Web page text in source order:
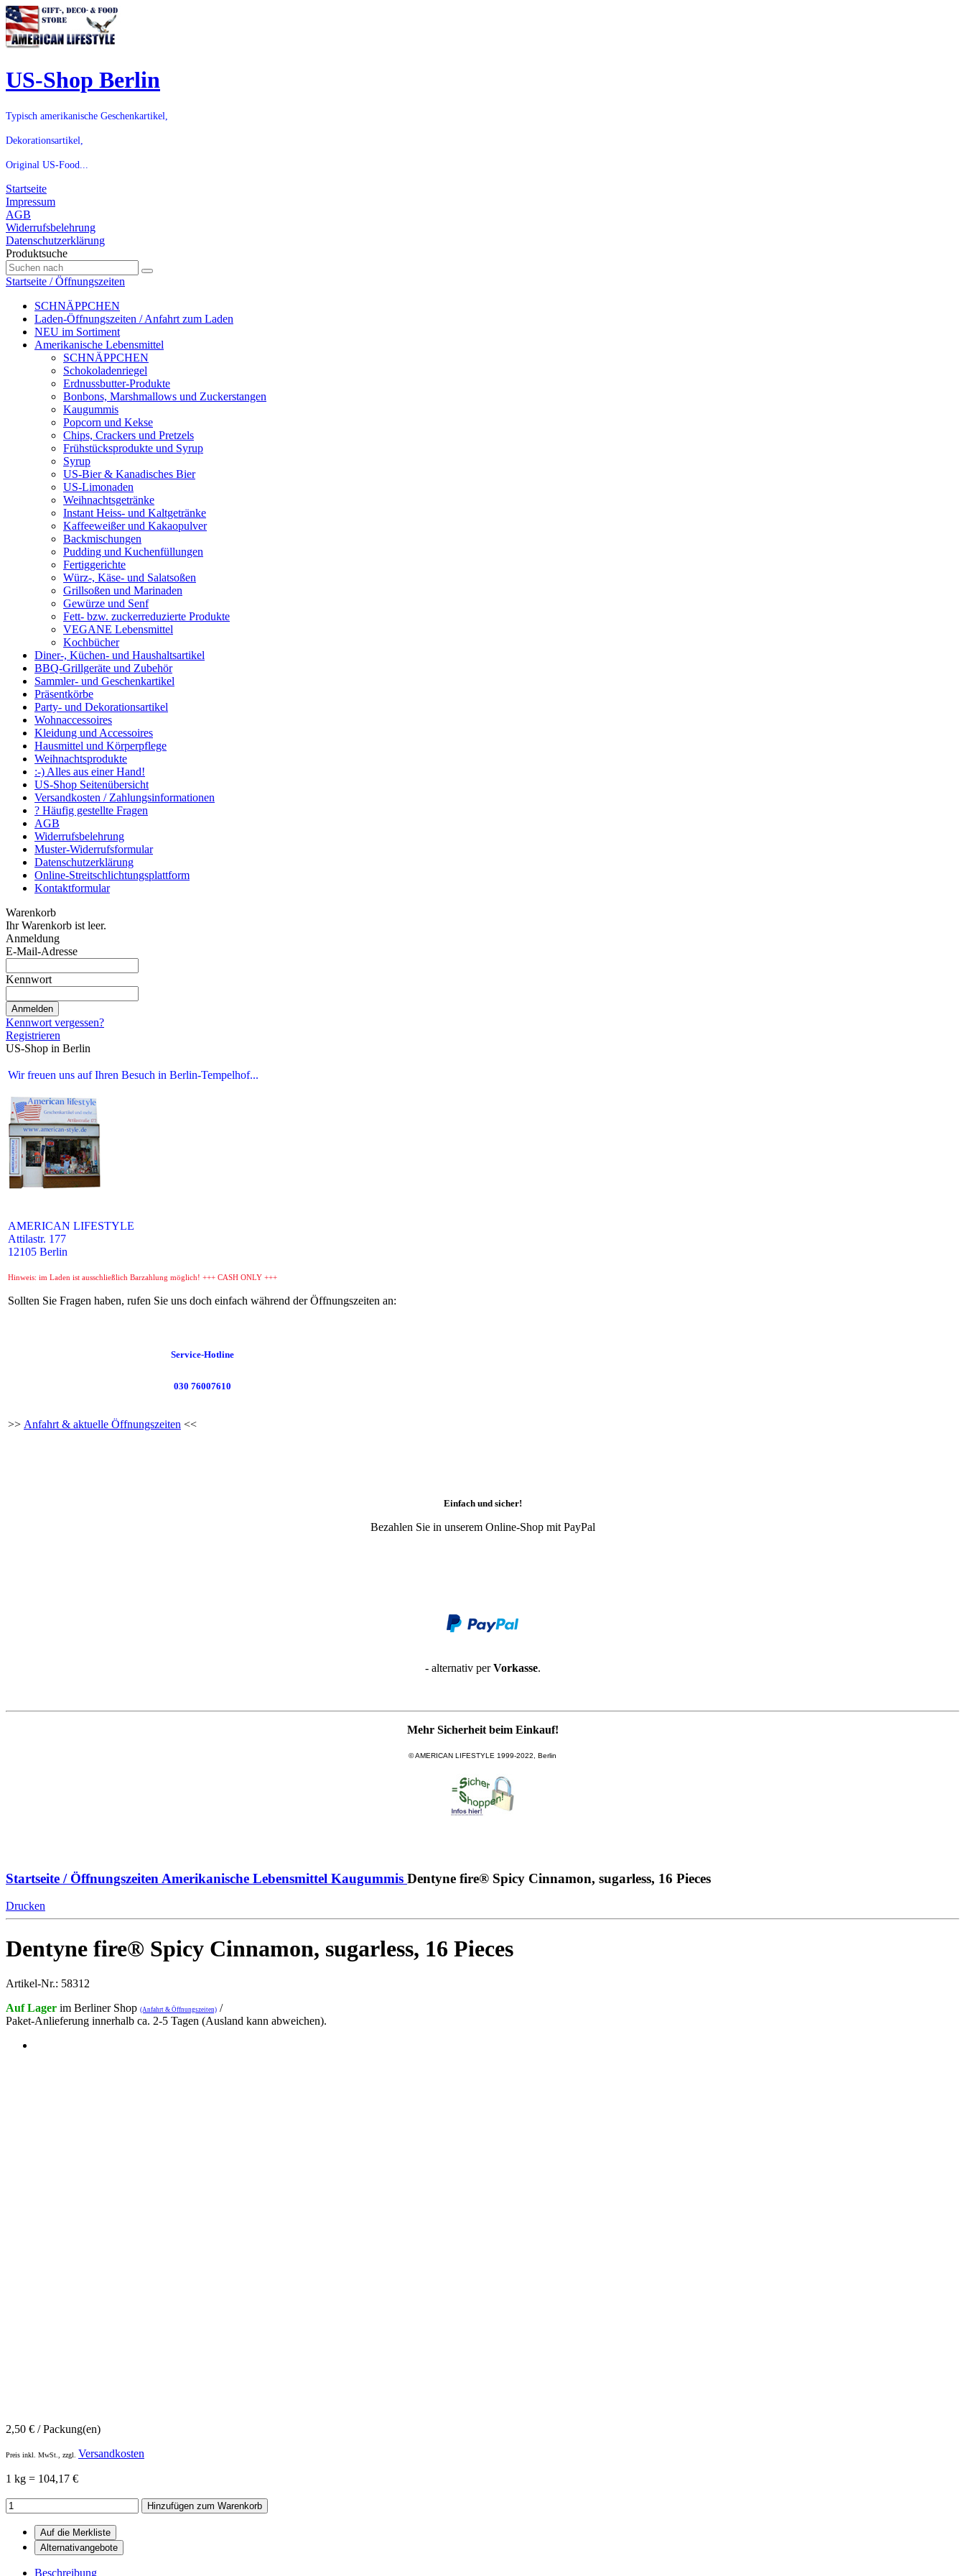
US-Shop Berlin
Typisch amerikanische Geschenkartikel,
Dekorationsartikel,
Original US-Food...
Startseite
Impressum
AGB
Widerrufsbelehrung
Datenschutzerklärung
Produktsuche
Startseite / Öffnungszeiten
SCHNÄPPCHEN
Laden-Öffnungszeiten / Anfahrt zum Laden
NEU im Sortiment
Amerikanische Lebensmittel
SCHNÄPPCHEN
Schokoladenriegel
Erdnussbutter-Produkte
Bonbons, Marshmallows und Zuckerstangen
Kaugummis
Popcorn und Kekse
Chips, Crackers und Pretzels
Frühstücksprodukte und Syrup
Syrup
US-Bier & Kanadisches Bier
US-Limonaden
Weihnachtsgetränke
Instant Heiss- und Kaltgetränke
Kaffeeweißer und Kakaopulver
Backmischungen
Pudding und Kuchenfüllungen
Fertiggerichte
Würz-, Käse- und Salatsoßen
Grillsoßen und Marinaden
Gewürze und Senf
Fett- bzw. zuckerreduzierte Produkte
VEGANE Lebensmittel
Kochbücher
Diner-, Küchen- und Haushaltsartikel
BBQ-Grillgeräte und Zubehör
Sammler- und Geschenkartikel
Präsentkörbe
Party- und Dekorationsartikel
Wohnaccessoires
Kleidung und Accessoires
Hausmittel und Körperpflege
Weihnachtsprodukte
:-) Alles aus einer Hand!
US-Shop Seitenübersicht
Versandkosten / Zahlungsinformationen
? Häufig gestellte Fragen
AGB
Widerrufsbelehrung
Muster-Widerrufsformular
Datenschutzerklärung
Online-Streitschlichtungsplattform
Kontaktformular
Warenkorb
Ihr Warenkorb ist leer.
Anmeldung
E-Mail-Adresse
Kennwort
Anmelden
Kennwort vergessen?
Registrieren
US-Shop in Berlin
Wir freuen uns auf Ihren Besuch in Berlin-Tempelhof...
AMERICAN LIFESTYLE
Attilastr. 177
12105 Berlin
Hinweis: im Laden ist ausschließlich Barzahlung möglich! +++ CASH ONLY +++
Sollten Sie Fragen haben, rufen Sie uns doch einfach während der Öffnungszeiten an:
Service-Hotline
030 76007610
>> Anfahrt & aktuelle Öffnungszeiten <<
Einfach und sicher!
Bezahlen Sie in unserem Online-Shop mit PayPal
- alternativ perVorkasse.
Mehr Sicherheit beim Einkauf!
© AMERICAN LIFESTYLE 1999-2022, Berlin
Startseite / Öffnungszeiten Amerikanische Lebensmittel Kaugummis Dentyne fire® Spicy Cinnamon, sugarless, 16 Pieces
Drucken
Dentyne fire® Spicy Cinnamon, sugarless, 16 Pieces
Artikel-Nr.: 58312
Auf Lager im Berliner Shop (Anfahrt & Öffnungszeiten) /
Paket-Anlieferung innerhalb ca. 2-5 Tagen (Ausland kann abweichen).
2,50 € / Packung(en)
Preis inkl. MwSt., zzgl. Versandkosten
1 kg = 104,17 €
Hinzufügen zum Warenkorb
Beschreibung